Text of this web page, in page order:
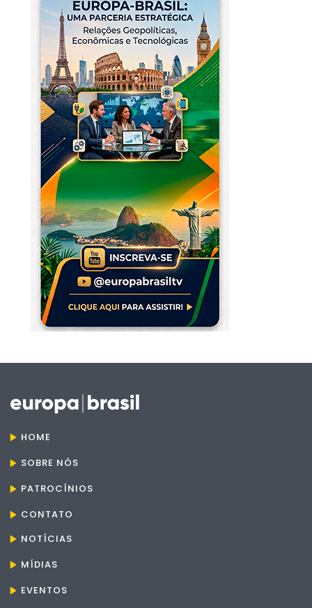
HOME
SOBRE NÓS
PATROCÍNIOS
CONTATO
NOTÍCIAS
MÍDIAS
EVENTOS